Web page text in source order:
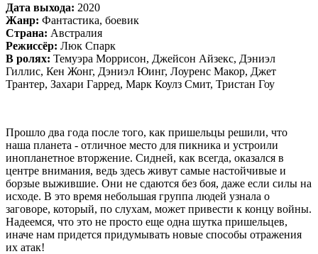
Дата выхода: 2020
Жанр: Фантастика, боевик
Страна: Австралия
Режиссёр: Люк Спарк
В ролях: Темуэра Моррисон, Джейсон Айзекс, Дэниэл
Гиллис, Кен Жонг, Дэниэл Юинг, Лоуренс Макор, Джет
Трантер, Захари Гарред, Марк Коулз Смит, Тристан Гоу
Прошло два года после того, как пришельцы решили, что
наша планета - отличное место для пикника и устроили
инопланетное вторжение. Сидней, как всегда, оказался в
центре внимания, ведь здесь живут самые настойчивые и
борзые выжившие. Они не сдаются без боя, даже если силы на
исходе. В это время небольшая группа людей узнала о
заговоре, который, по слухам, может привести к концу войны.
Надеемся, что это не просто еще одна шутка пришельцев,
иначе нам придется придумывать новые способы отражения
их атак!